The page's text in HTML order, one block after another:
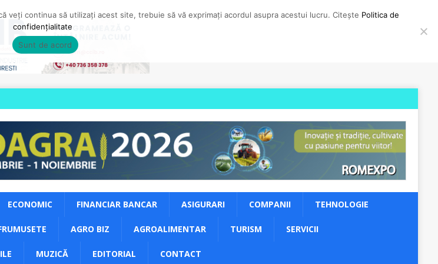
ECONOMIC FINANCIAR BANCAR ASIGURARI COMPANII TEHNOLOGIE
AGRO BIZ AGROALIMENTAR TURISM SERVICII
MUZICĂ EDITORIAL CONTACT
veți continua să utilizați acest site, trebuie să vă exprimați acordul asupra acestui lucru. Citește Politica de
confidențialitate
Sunt de acord